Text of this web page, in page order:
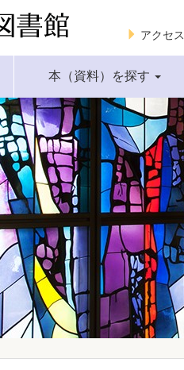
アクセス
本（資料）を探す